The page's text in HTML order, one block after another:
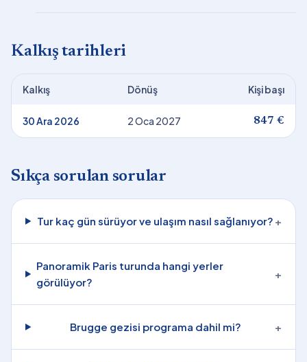
Kalkış tarihleri
Kalkış Dönüş Kişi başı
30 Ara 2026 2 Oca 2027 847 €
Sıkça sorulan sorular
Tur kaç gün sürüyor ve ulaşım nasıl sağlanıyor? +
Panoramik Paris turunda hangi yerler
görülüyor?
+
Brugge gezisi programa dahil mi? +